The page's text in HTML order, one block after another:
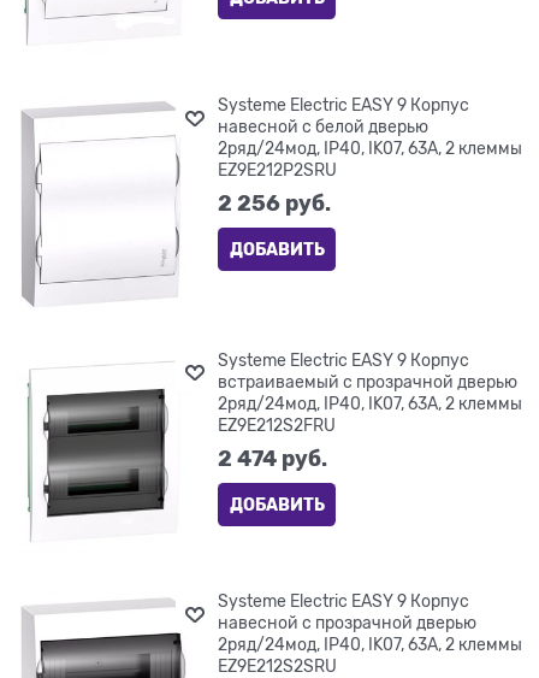
Systeme Electric EASY 9 Корпус
навесной с белой дверью
2ряд/24мод, IP40, IK07, 63А, 2 клеммы
EZ9E212P2SRU
2 256 руб.
ДОБАВИТЬ
Systeme Electric EASY 9 Корпус
встраиваемый с прозрачной дверью
2ряд/24мод, IP40, IK07, 63А, 2 клеммы
EZ9E212S2FRU
2 474 руб.
ДОБАВИТЬ
Systeme Electric EASY 9 Корпус
навесной с прозрачной дверью
2ряд/24мод, IP40, IK07, 63А, 2 клеммы
EZ9E212S2SRU